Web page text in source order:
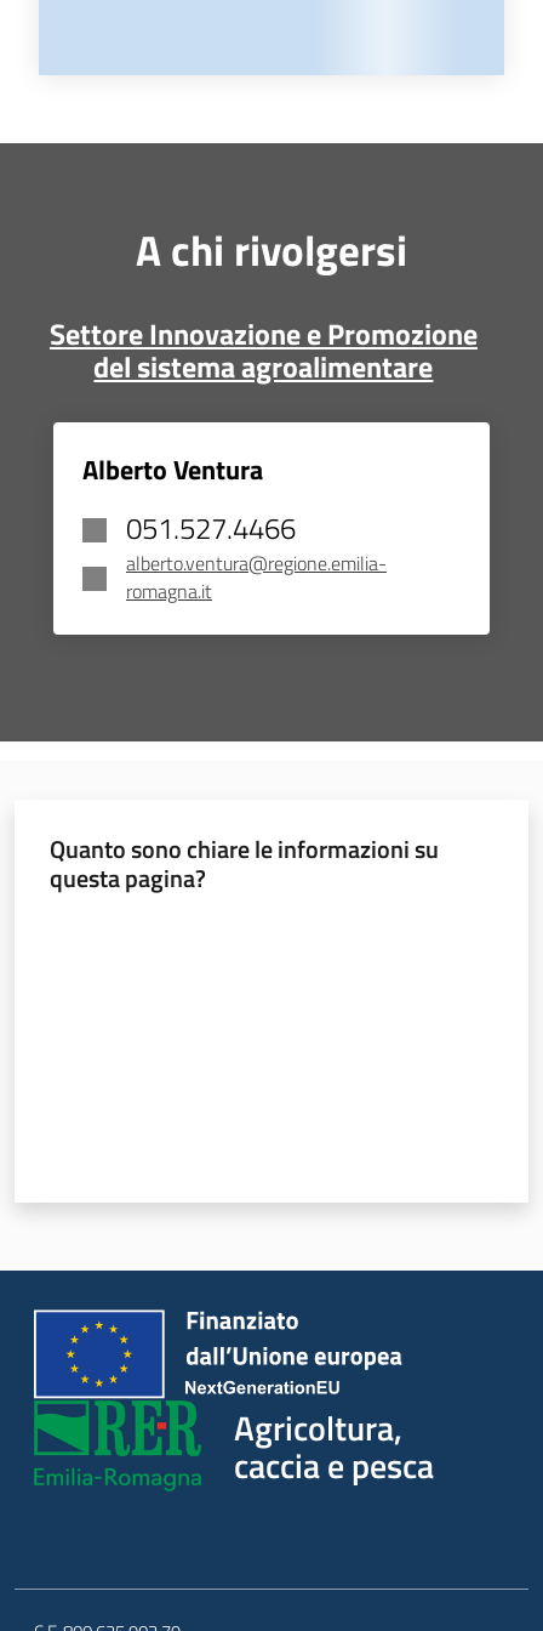
A chi rivolgersi
Settore Innovazione e Promozione
del sistema agroalimentare
Alberto Ventura
051.527.4466
alberto.ventura@regione.emilia-
romagna.it
Quanto sono chiare le informazioni su
questa pagina?
Agricoltura,
caccia e pesca